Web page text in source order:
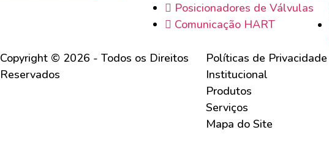
Posicionadores de Válvulas
Comunicação HART
Copyright © 2026 - Todos os Direitos
Reservados
Políticas de Privacidade
Institucional
Produtos
Serviços
Mapa do Site